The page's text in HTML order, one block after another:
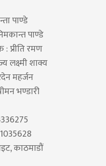
पाण्डे
पाण्डे
: प्रीति रमण
लक्ष्मी शाक्य
महर्जन
भण्डारी
काठमाडौं